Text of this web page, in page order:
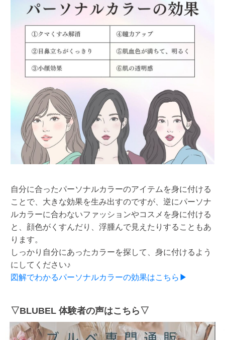
自分に合ったパーソナルカラーのアイテムを身に付ける
ことで、大きな効果を生み出すのですが、逆にパーソナ
ルカラーに合わないファッションやコスメを身に付ける
と、顔色がくすんだり、浮腫んで見えたりすることもあ
ります。
しっかり自分にあったカラーを探して、身に付けるよう
にしてください♪
図解でわかるパーソナルカラーの効果はこちら▶
▽BLUBEL 体験者の声はこちら▽